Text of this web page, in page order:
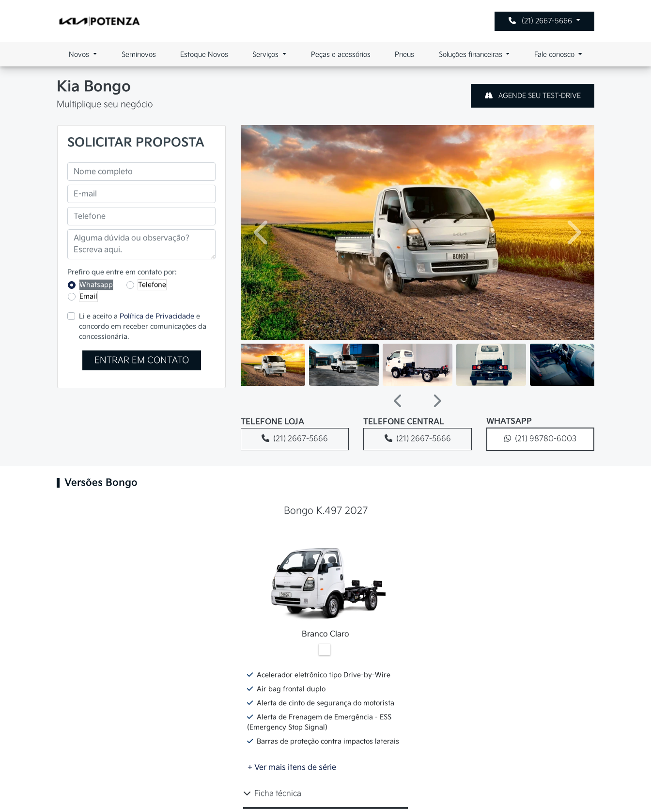
(21) 2667-5666
Novos Seminovos Estoque Novos Serviços Peças e acessórios Pneus Soluções financeiras Fale conosco
Kia Bongo
Multiplique seu negócio
AGENDE SEU TEST-DRIVE
SOLICITAR PROPOSTA
Prefiro que entre em contato por:
Whatsapp
Telefone
Email
Li e aceito a Política de Privacidade e
concordo em receber comunicações da
concessionária.
ENTRAR EM CONTATO
Anterior Próximo
Anterior
Próximo
TELEFONE LOJA
(21) 2667-5666
TELEFONE CENTRAL
(21) 2667-5666
WHATSAPP
(21) 98780-6003
Versões Bongo
Bongo K.497 2027
Branco Claro
Acelerador eletrônico tipo Drive-by-Wire
Air bag frontal duplo
Alerta de cinto de segurança do motorista
Alerta de Frenagem de Emergência - ESS
(Emergency Stop Signal)
Barras de proteção contra impactos laterais
+ Ver mais itens de série
Ficha técnica